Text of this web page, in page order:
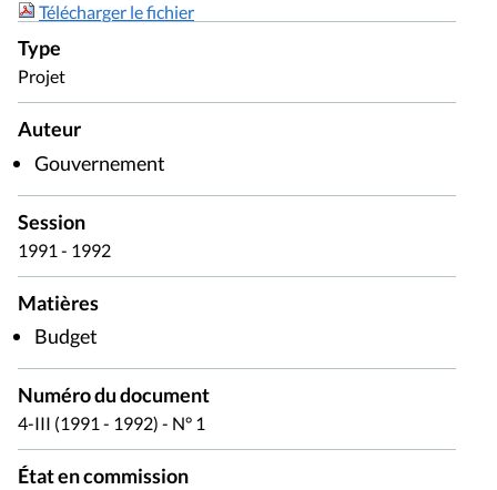
Télécharger le fichier
Type
Projet
Auteur
Gouvernement
Session
1991 - 1992
Matières
Budget
Numéro du document
4-III (1991 - 1992) - N° 1
État en commission